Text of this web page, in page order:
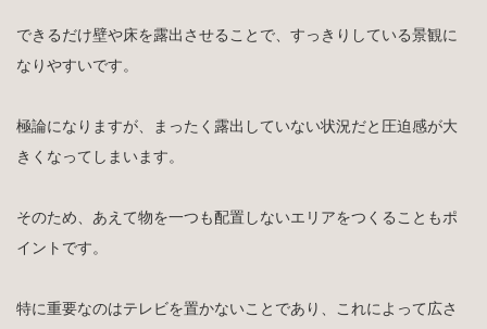
できるだけ壁や床を露出させることで、すっきりしている景観に
なりやすいです。
極論になりますが、まったく露出していない状況だと圧迫感が大
きくなってしまいます。
そのため、あえて物を一つも配置しないエリアをつくることもポ
イントです。
特に重要なのはテレビを置かないことであり、これによって広さ